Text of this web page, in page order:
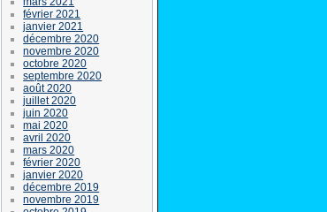
février 2021
janvier 2021
décembre 2020
novembre 2020
octobre 2020
septembre 2020
août 2020
juillet 2020
juin 2020
mai 2020
avril 2020
mars 2020
février 2020
janvier 2020
décembre 2019
novembre 2019